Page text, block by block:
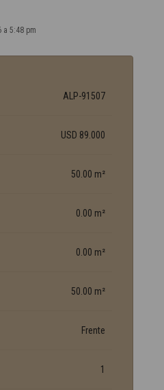
a 5:48 pm
ALP-91507
USD 89.000
50.00 m²
0.00 m²
0.00 m²
50.00 m²
Frente
1